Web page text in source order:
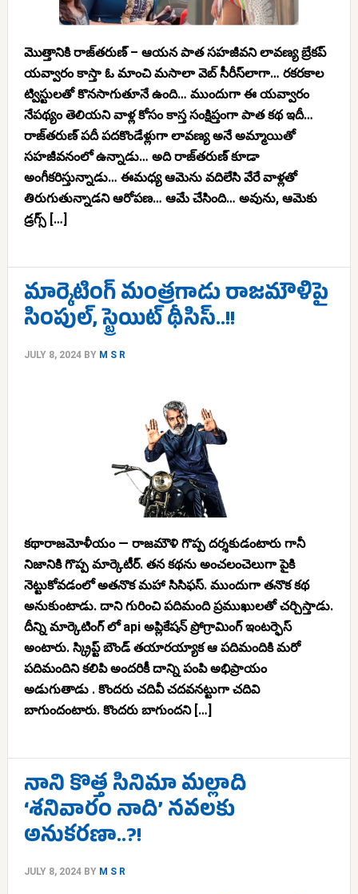
మొత్తానికి రాజ్‌తరుణ్ – ఆయన పాత సహజీవని లావణ్య బ్రేకప్
యవ్వారం కాస్తా ఓ మాంచి మసాలా వెబ్ సీరీస్‌లాగా… రకరకాల
ట్విస్టులతో కొనసాగుతూనే ఉంది… ముందుగా ఈ యవ్వారం
నేపథ్యం తెలియని వాళ్ల కోసం కాస్త సంక్షిప్తంగా పాత కథ ఇదీ…
రాజ్‌తరుణ్ పదీ పదకొండేళ్లుగా లావణ్య అనే అమ్మాయితో
సహజీవనంలో ఉన్నాడు… అది రాజ్‌తరుణ్ కూడా
అంగీకరిస్తున్నాడు… ఈమధ్య ఆమెను వదిలేసి వేరే వాళ్లతో
తిరుగుతున్నాడని ఆరోపణ… ఆమే చేసింది… అవును, ఆమెకు
డ్రగ్స్ […]
మార్కెటింగ్ మంత్రగాడు రాజమౌళిపై
సింపుల్, స్ట్రెయిట్ థీసిస్..!!
JULY 8, 2024BY M S R
కథారాజమోళీయం — రాజమౌళి గొప్ప దర్శకుడంటారు గానీ
నిజానికి గొప్ప మార్కెటీర్. తన కథను అంచలంచెలుగా పైకి
నెట్టుకోవడంలో అతనొక మహా సిసిఫస్. ముందుగా తనొక కథ
అనుకుంటాడు. దాని గురించి పదిమంది ప్రముఖులతో చర్చిస్తాడు.
దీన్ని మార్కెటింగ్ లో api అప్లికేషన్ ప్రోగ్రామింగ్ ఇంటర్ఫెస్
అంటారు. స్క్రిప్ట్ బౌండ్ తయారయ్యాక ఆ పదిమందికి మరో
పదిమందిని కలిపి అందరికీ దాన్ని పంపి అభిప్రాయం
అడుగుతాడు . కొందరు చదివీ చదవనట్టుగా చదివి
బాగుందంటారు. కొందరు బాగుందని […]
నాని కొత్త సినిమా మల్లాది
‘శనివారం నాది’ నవలకు
అనుకరణా..?!
JULY 8, 2024BY M S R